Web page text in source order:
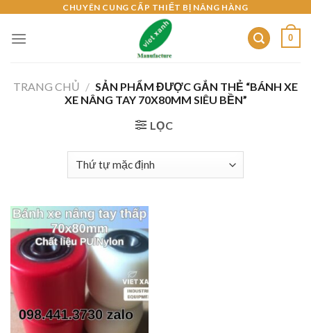
content
CHUYÊN CUNG CẤP THIẾT BỊ NÂNG HÀNG
0
TRANG CHỦ / SẢN PHẨM ĐƯỢC GẮN THẺ “BÁNH XE
XE NÂNG TAY 70X80MM SIÊU BỀN”
LỌC